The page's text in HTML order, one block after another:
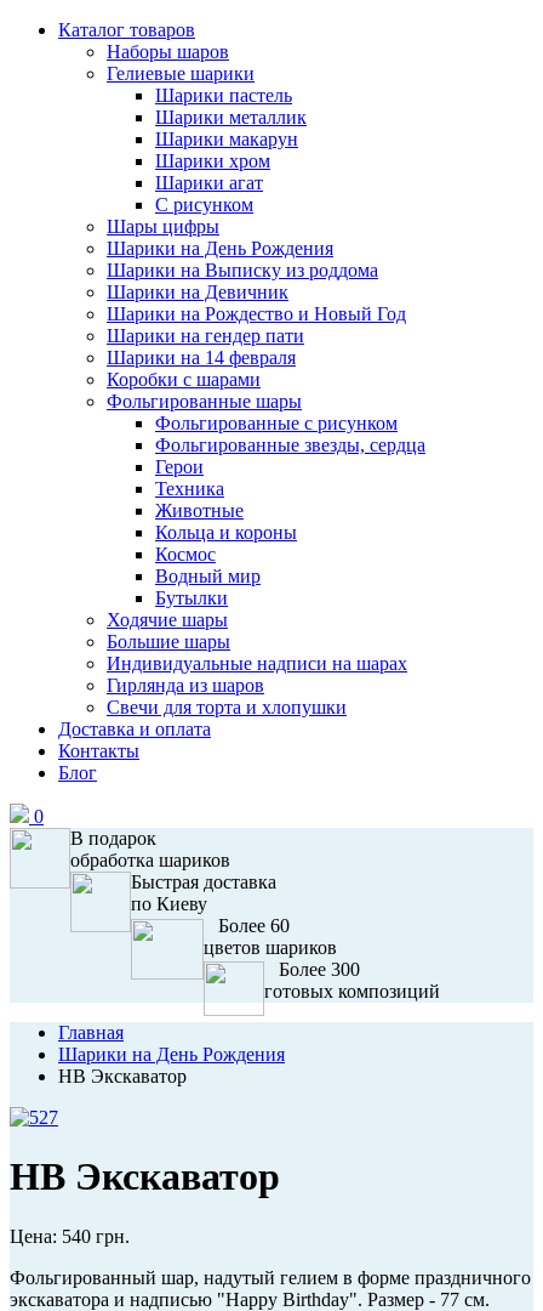
Каталог товаров
Наборы шаров
Гелиевые шарики
Шарики пастель
Шарики металлик
Шарики макарун
Шарики хром
Шарики агат
С рисунком
Шары цифры
Шарики на День Рождения
Шарики на Выписку из роддома
Шарики на Девичник
Шарики на Рождество и Новый Год
Шарики на гендер пати
Шарики на 14 февраля
Коробки с шарами
Фольгированные шары
Фольгированные с рисунком
Фольгированные звезды, сердца
Герои
Техника
Животные
Кольца и короны
Космос
Водный мир
Бутылки
Ходячие шары
Большие шары
Индивидуальные надписи на шарах
Гирлянда из шаров
Свечи для торта и хлопушки
Доставка и оплата
Контакты
Блог
0
В подарок
обработка шариков
Быстрая доставка
по Киеву
Более 60
цветов шариков
Более 300
готовых композиций
Главная
Шарики на День Рождения
HB Экскаватор
HB Экскаватор
Цена: 540 грн.
Фольгированный шар, надутый гелием в форме праздничного
экскаватора и надписью "Happy Birthday". Размер - 77 см.